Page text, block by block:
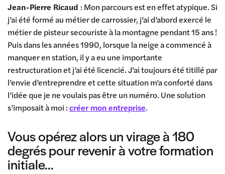
Jean-Pierre Ricaud : Mon parcours est en effet atypique. Si
j’ai été formé au métier de carrossier, j’ai d’abord exercé le
métier de pisteur secouriste à la montagne pendant 15 ans !
Puis dans les années 1990, lorsque la neige a commencé à
manquer en station, il y a eu une importante
restructuration et j’ai été licencié. J’ai toujours été titillé par
l’envie d’entreprendre et cette situation m’a conforté dans
l’idée que je ne voulais pas être un numéro. Une solution
s’imposait à moi :créer mon entreprise.
Vous opérez alors un virage à 180
degrés pour revenir à votre formation
initiale…